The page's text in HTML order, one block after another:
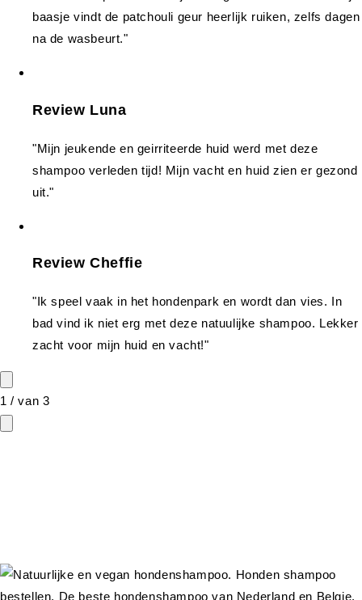
baasje vindt de patchouli geur heerlijk ruiken, zelfs dagen
na de wasbeurt."
Review Luna
"Mijn jeukende en geirriteerde huid werd met deze
shampoo verleden tijd! Mijn vacht en huid zien er gezond
uit."
Review Cheffie
"Ik speel vaak in het hondenpark en wordt dan vies. In
bad vind ik niet erg met deze natuulijke shampoo. Lekker
zacht voor mijn huid en vacht!"
1 /van 3